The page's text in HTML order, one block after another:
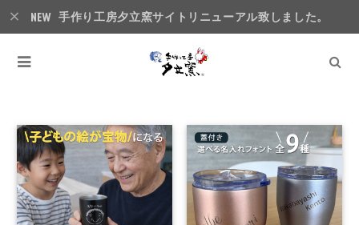
手作り工房夕立窯サイトリニューアル致しました。
タンブラー